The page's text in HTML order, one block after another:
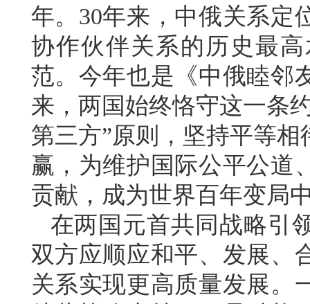
年。30年来，中俄关系定
协作伙伴关系的历史最
范。今年也是《中俄睦邻
来，两国始终恪守这一条
第三方”原则，坚持平等
赢，为维护国际公平公道
贡献，成为世界百年变局
在两国元首共同战略引
双方应顺应和平、发展、
关系实现更高质量发展。